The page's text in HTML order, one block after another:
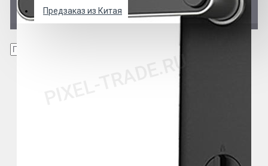
Предзаказ из Китая